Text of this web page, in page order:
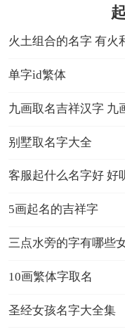
火土组合的名字 有火
单字id繁体
九画取名吉祥汉字 九
别墅取名字大全
客服起什么名字好 好
5画起名的吉祥字
三点水旁的字有哪些
10画繁体字取名
圣经女孩名字大全集